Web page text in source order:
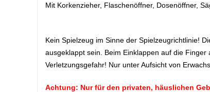
Mit Korkenzieher, Flaschenöffner, Dosenöffner,
Kein Spielzeug im Sinne der Spielzeugrichtlinie!
ausgeklappt sein. Beim Einklappen auf die Finger
Verletzungsgefahr! Nur unter Aufsicht von
Achtung: Nur für den privaten, häuslichen